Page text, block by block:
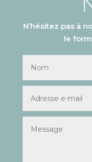
N’hésitez pas à
le